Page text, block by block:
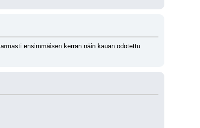
ensimmäisen kerran näin kauan odotettu